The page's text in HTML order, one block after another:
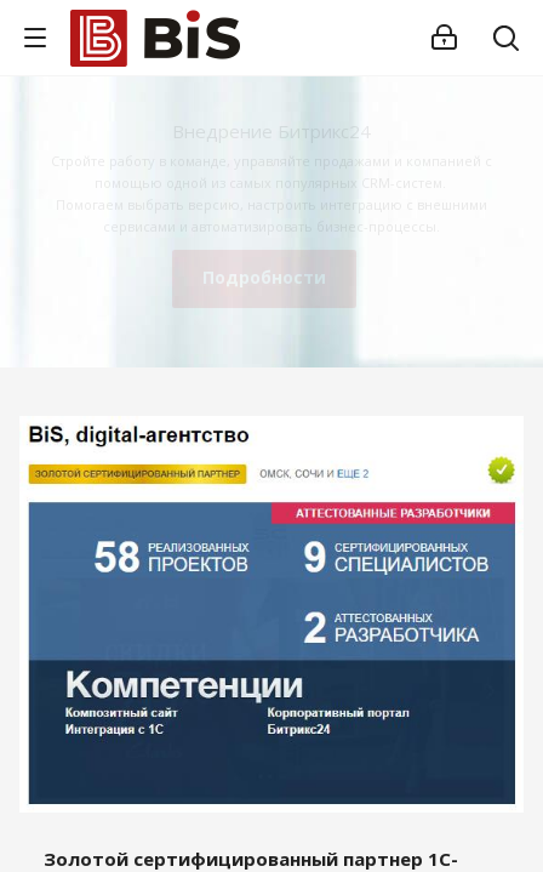
Внедрение Битрикс24
Помогаем выбрать версию, настроить интеграцию с внешними
Подробности
Золотой сертифицированный партнер 1С-